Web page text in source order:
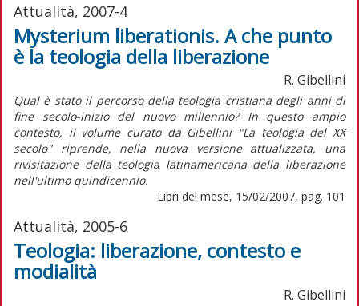
Attualità, 2007-4
Mysterium liberationis. A che punto
è la teologia della liberazione
R. Gibellini
Qual è stato il percorso della teologia cristiana degli anni di
fine secolo-inizio del nuovo millennio? In questo ampio
contesto, il volume curato da Gibellini "La teologia del XX
secolo" riprende, nella nuova versione attualizzata, una
rivisitazione della teologia latinamericana della liberazione
nell'ultimo quindicennio.
Libri del mese, 15/02/2007, pag. 101
Attualità, 2005-6
Teologia: liberazione, contesto e
modialità
R. Gibellini